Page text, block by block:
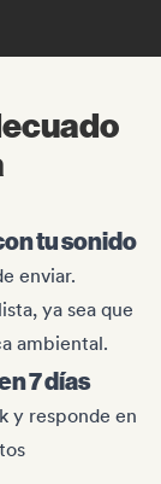
tu sonido
enviar.
ya sea que
ambiental.
7 días
y responde en